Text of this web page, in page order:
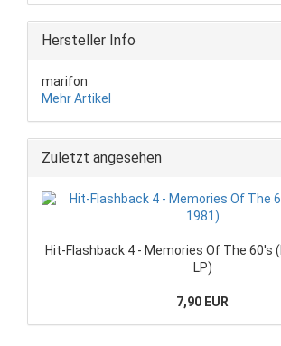
Hersteller Info
marifon
Mehr Artikel
Zuletzt angesehen
Hit-Flashback 4 - Memories Of The 60's
LP)
7,90 EUR